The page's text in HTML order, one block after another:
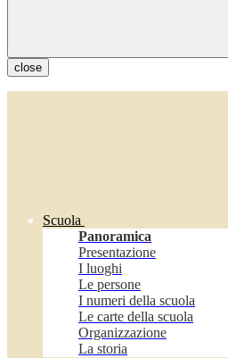
close
Scuola
Panoramica
Presentazione
I luoghi
Le persone
I numeri della scuola
Le carte della scuola
Organizzazione
La storia